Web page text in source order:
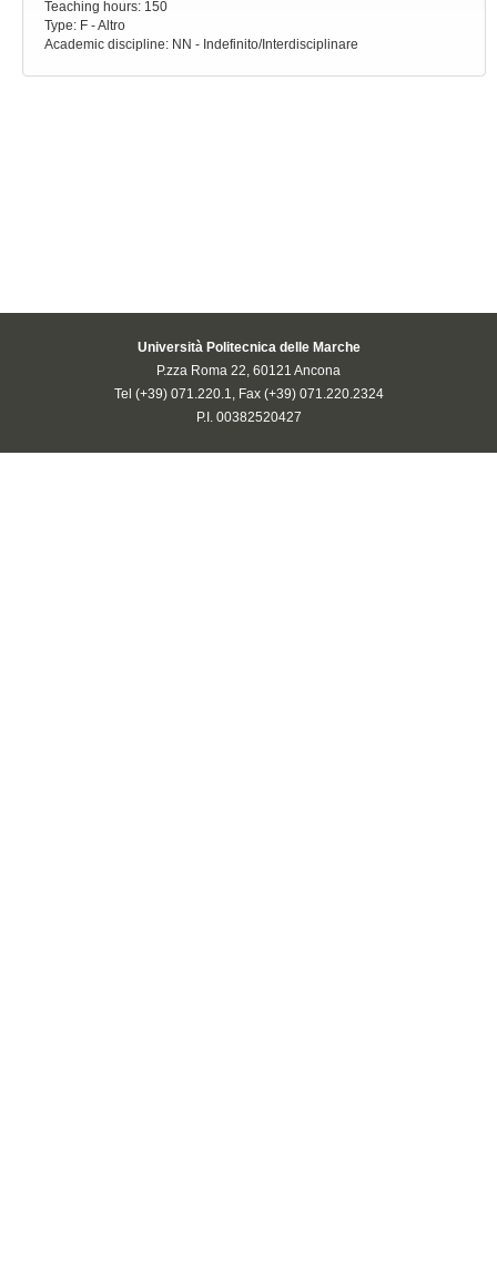
Teaching hours: 150
Type: F - Altro
Academic discipline: NN - Indefinito/Interdisciplinare
Università Politecnica delle Marche
P.zza Roma 22, 60121 Ancona
Tel (+39) 071.220.1, Fax (+39) 071.220.2324
P.I. 00382520427